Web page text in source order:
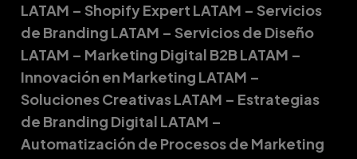
LATAM – Shopify Expert LATAM – Servicios
de Branding LATAM – Servicios de Diseño
LATAM – Marketing Digital B2B LATAM –
Innovación en Marketing LATAM –
Soluciones Creativas LATAM – Estrategias
de Branding Digital LATAM –
Automatización de Procesos de Marketing